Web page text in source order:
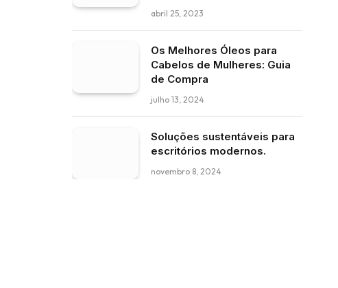
abril 25, 2023
Os Melhores Óleos para
Cabelos de Mulheres: Guia
de Compra
julho 13, 2024
Soluções sustentáveis para
escritórios modernos.
novembro 8, 2024